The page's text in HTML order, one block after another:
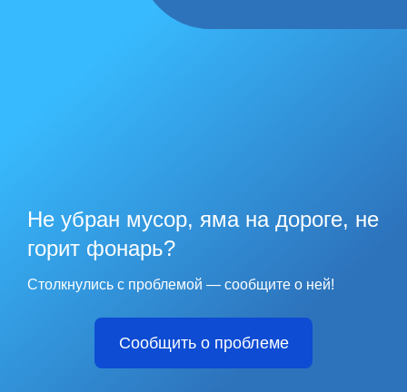
Не убран мусор, яма на дороге, не
горит фонарь?
Столкнулись с проблемой — сообщите о ней!
Сообщить о проблеме